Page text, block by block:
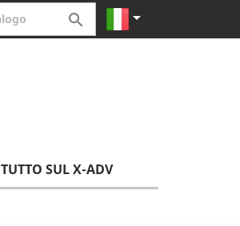
 
TUTTO SUL X-ADV